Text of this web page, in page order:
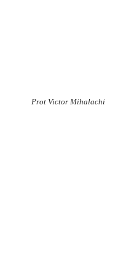
Prot Victor Mihalachi